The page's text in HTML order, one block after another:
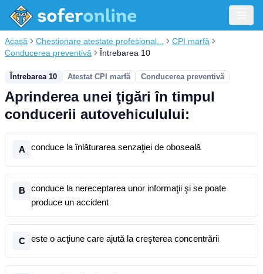
Acasă Chestionare atestate profesional...
CPI marfă
Conducerea preventivă
Întrebarea 10
Întrebarea 10 Atestat CPI marfă Conducerea preventivă
Aprinderea unei ţigări în timpul
conducerii autovehiculului:
A conduce la înlăturarea senzaţiei de oboseală
B
conduce la nereceptarea unor informaţii şi se poate
produce un accident
C este o acţiune care ajută la creşterea concentrării